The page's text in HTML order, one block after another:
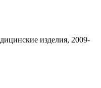
изделия, 2009-